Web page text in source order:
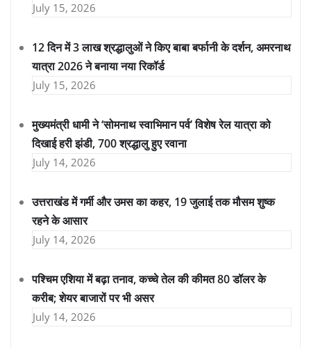
July 15, 2026
12 दिन में 3 लाख श्रद्धालुओं ने किए बाबा बर्फानी के दर्शन, अमरनाथ
यात्रा 2026 ने बनाया नया रिकॉर्ड
July 15, 2026
मुख्यमंत्री धामी ने ‘सोमनाथ स्वाभिमान पर्व’ विशेष रेल यात्रा को
दिखाई हरी झंडी, 700 श्रद्धालु हुए रवाना
July 14, 2026
उत्तराखंड में गर्मी और उमस का कहर, 19 जुलाई तक मौसम शुष्क
रहने के आसार
July 14, 2026
पश्चिम एशिया में बढ़ा तनाव, कच्चे तेल की कीमत 80 डॉलर के
करीब; शेयर बाजारों पर भी असर
July 14, 2026